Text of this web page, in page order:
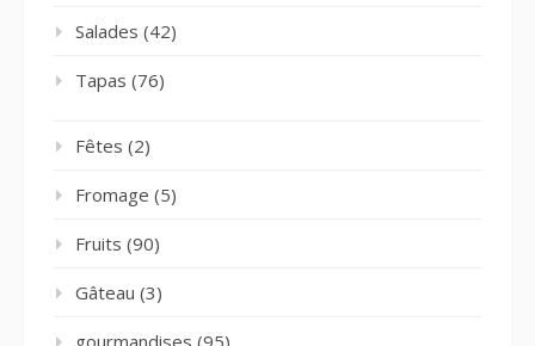
Salades (42)
Tapas (76)
Fêtes (2)
Fromage (5)
Fruits (90)
Gâteau (3)
gourmandises (95)